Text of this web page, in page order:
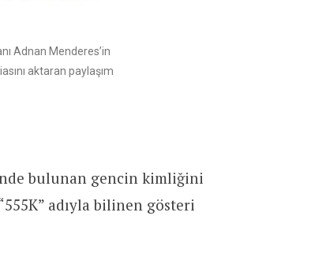
Adnan Menderes’in
aktaran paylaşım
bulunan gencin kimliğini
adıyla bilinen gösteri